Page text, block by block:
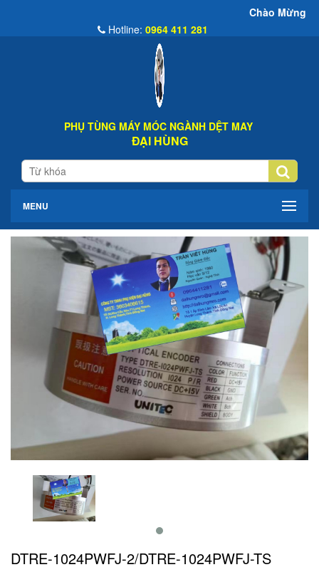
Chào Mừng Đến Website
Hotline: 0964 411 281
PHỤ TÙNG MÁY MÓC NGÀNH DỆT MAY
ĐẠI HÙNG
MENU
DTRE-1024PWFJ-2/DTRE-1024PWFJ-TS